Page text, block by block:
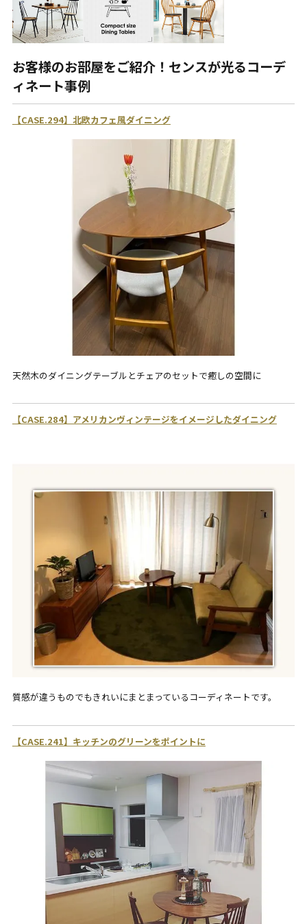
お客様のお部屋をご紹介！センスが光るコーデ
ィネート事例
【CASE.294】北欧カフェ風ダイニング
天然木のダイニングテーブルとチェアのセットで癒しの空間に
【CASE.284】アメリカンヴィンテージをイメージしたダイニング
質感が違うものでもきれいにまとまっているコーディネートです。
【CASE.241】キッチンのグリーンをポイントに